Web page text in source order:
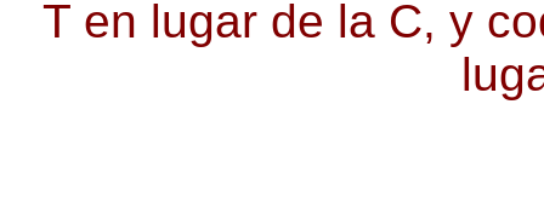
T en lugar de la C, y